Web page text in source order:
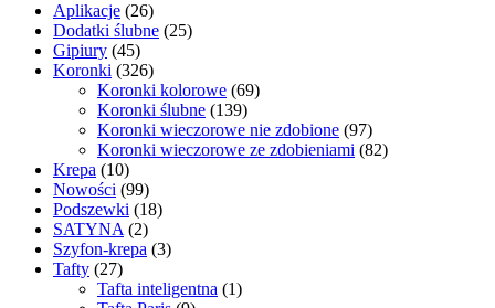
Aplikacje (26)
Dodatki ślubne (25)
Gipiury (45)
Koronki (326)
Koronki kolorowe (69)
Koronki ślubne (139)
Koronki wieczorowe nie zdobione (97)
Koronki wieczorowe ze zdobieniami (82)
Krepa (10)
Nowości (99)
Podszewki (18)
SATYNA (2)
Szyfon-krepa (3)
Tafty (27)
Tafta inteligentna (1)